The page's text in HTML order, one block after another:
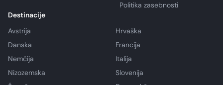
Politika zasebnosti
Destinacije
Avstrija
Hrvaška
Danska
Francija
Nemčija
Italija
Nizozemska
Slovenija